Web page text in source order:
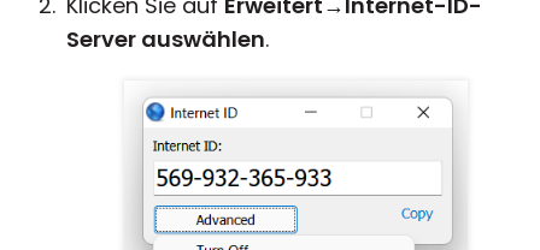
Server auswählen.